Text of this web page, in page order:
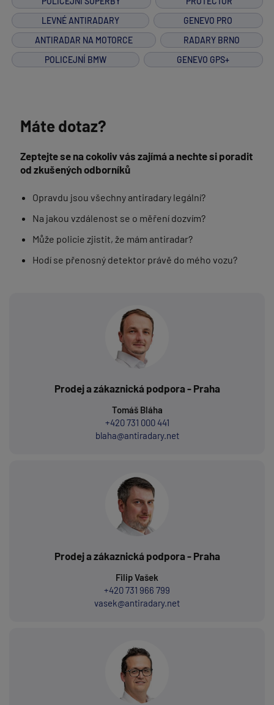
LEVNÉ ANTIRADARY
GENEVO PRO
ANTIRADAR NA MOTORCE
RADARY BRNO
POLICEJNÍ BMW
GENEVO GPS+
Máte dotaz?
Zeptejte se na cokoliv vás zajímá a nechte si poradit
od zkušených odborníků
Opravdu jsou všechny antiradary legální?
Na jakou vzdálenost se o měření dozvím?
Může policie zjistit, že mám antiradar?
Hodí se přenosný detektor právě do mého vozu?
Prodej a zákaznická podpora - Praha
Tomáš Bláha
+420 731 000 441
blaha@antiradary.net
Prodej a zákaznická podpora - Praha
Filip Vašek
+420 731 966 799
vasek@antiradary.net